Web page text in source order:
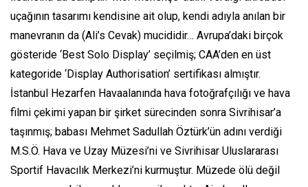
uçağının tasarımı kendisine ait olup, kendi adıyla anılan bir
manevranın da (Ali’s Cevak) mucididir… Avrupa’daki birçok
gösteride ‘Best Solo Display’ seçilmiş; CAA’den en üst
kategoride ‘Display Authorisation’ sertifikası almıştır.
İstanbul Hezarfen Havaalanında hava fotoğrafçılığı ve hava
filmi çekimi yapan bir şirket sürecinden sonra Sivrihisar’a
taşınmış; babası Mehmet Sadullah Öztürk’ün adını verdiği
M.S.Ö. Hava ve Uzay Müzesi’ni ve Sivrihisar Uluslararası
Sportif Havacılık Merkezi’ni kurmuştur. Müzede ölü değil